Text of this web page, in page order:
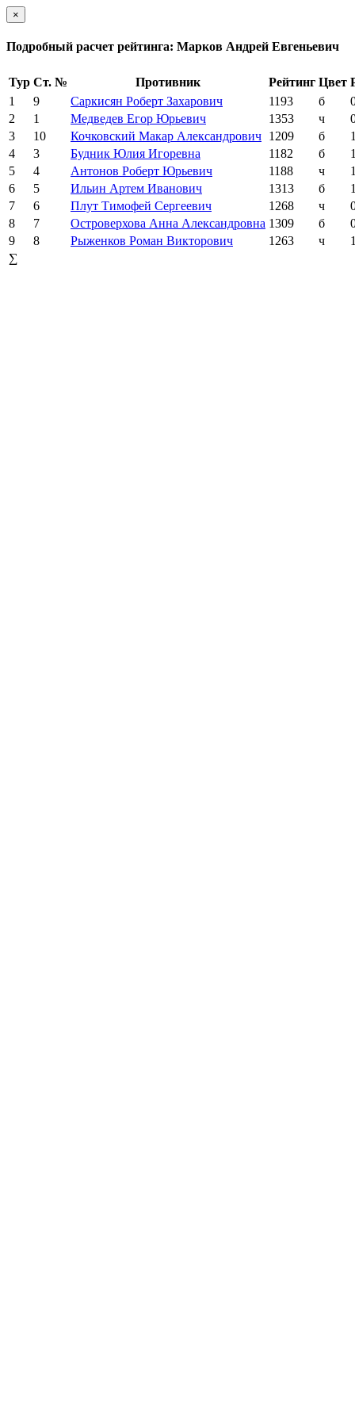
×
Подробный расчет рейтинга: Марков Андрей Евгеньевич
Тур Ст. № Противник Рейтинг Цвет
1
9 Саркисян Роберт Захарович 1193 б
2
1 Медведев Егор Юрьевич 1353 ч
3
10 Кочковский Макар Александрович 1209 б
4
3 Будник Юлия Игоревна 1182 б
5
4 Антонов Роберт Юрьевич 1188 ч
6
5 Ильин Артем Иванович 1313 б
7
6 Плут Тимофей Сергеевич 1268 ч
8
7 Островерхова Анна Александровна 1309 б
9
8 Рыженков Роман Викторович 1263 ч
∑